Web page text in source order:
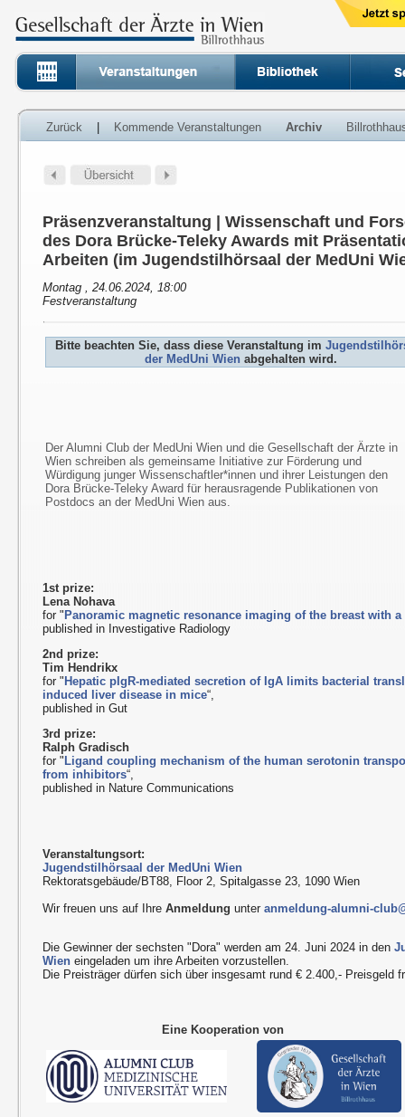
Zurück Kommende Veranstaltungen Archiv
Präsenzveranstaltung | Wissenschaft und
des Dora Brücke-Teleky Awards mit
Arbeiten (im Jugendstilhörsaal der MedUni
Montag , 24.06.2024, 18:00
Festveranstaltung
Bitte beachten Sie, dass diese Veranstaltung im
der MedUni Wien abgehalten wird.
Der Alumni Club der MedUni Wien und die Gesellschaft der Ärzte in
Wien schreiben als gemeinsame Initiative zur Förderung und
Würdigung junger Wissenschaftler*innen und ihrer Leistungen den
Dora Brücke-Teleky Award für herausragende Publikationen von
Postdocs an der MedUni Wien aus.
1st prize:
Lena Nohava
for " Panoramic magnetic resonance imaging of the breast with
published in Investigative Radiology
2nd prize:
Tim Hendrikx
for " Hepatic pIgR-mediated secretion of IgA limits bacterial
induced liver disease in mice“,
published in Gut
3rd prize:
Ralph Gradisch
for " Ligand coupling mechanism of the human serotonin
from inhibitors“,
published in Nature Communications
Veranstaltungsort:
Jugendstilhörsaal der MedUni Wien
Rektoratsgebäude/BT88, Floor 2, Spitalgasse 23, 1090 Wien
Wir freuen uns auf IhreAnmeldung unteranmeldung-alumni-
Die Gewinner der sechsten "Dora" werden am 24. Juni 2024 in den
Wien eingeladen um ihre Arbeiten vorzustellen.
Die Preisträger dürfen sich über insgesamt rund € 2.400,- Preisgeld
Eine Kooperation von